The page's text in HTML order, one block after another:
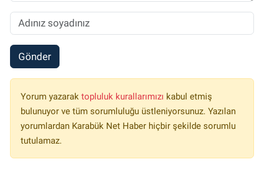
Gönder
Yorum yazarak topluluk kurallarımızı kabul etmiş
bulunuyor ve tüm sorumluluğu üstleniyorsunuz. Yazılan
yorumlardan Karabük Net Haber hiçbir şekilde sorumlu
tutulamaz.